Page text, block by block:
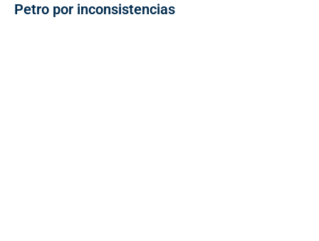
Petro por inconsistencias